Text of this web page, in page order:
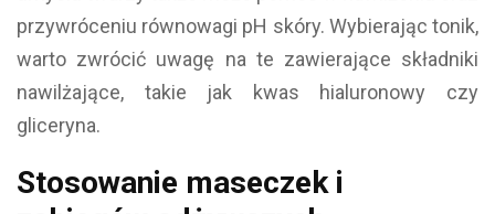
przywróceniu równowagi pH skóry. Wybierając tonik,
warto zwrócić uwagę na te zawierające składniki
nawilżające, takie jak kwas hialuronowy czy
gliceryna.
Stosowanie maseczek i